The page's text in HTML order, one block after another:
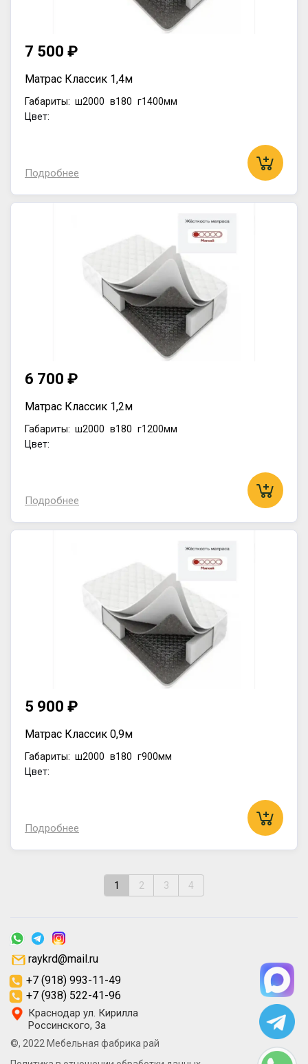
7 500 ₽
Матрас Классик 1,4м
Габариты: ш2000 в180 г1400мм
Цвет:
Подробнее
6 700 ₽
Матрас Классик 1,2м
Габариты: ш2000 в180 г1200мм
Цвет:
Подробнее
5 900 ₽
Матрас Классик 0,9м
Габариты: ш2000 в180 г900мм
Цвет:
Подробнее
1 2 3 4
©, 2022 Мебельная фабрика рай
Краснодар ул. Кирилла
Россинского, 3а
+7 (918) 993-11-49
+7 (938) 522-41-96
raykrd@mail.ru